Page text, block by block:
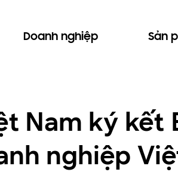
Doanh nghiệp Sản
Nam ký kết
nghiệp